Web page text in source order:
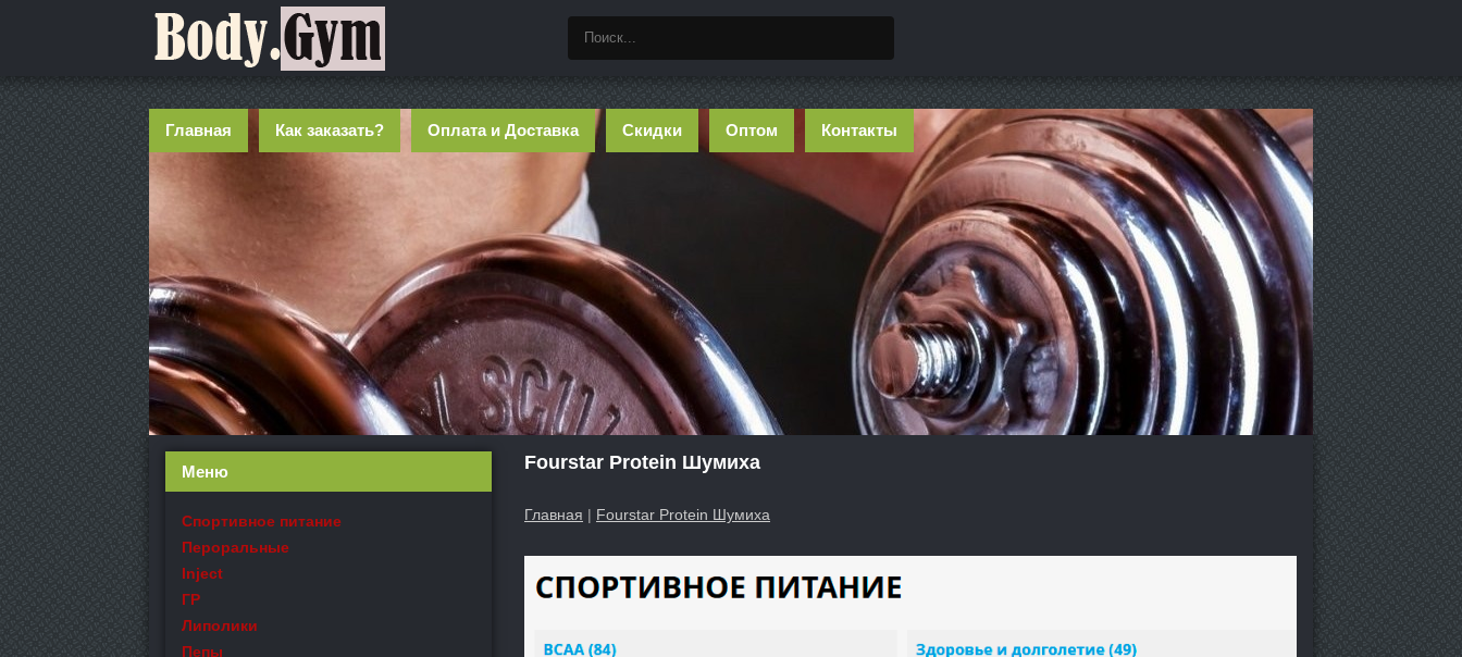
Главная Как заказать? Оплата и Доставка Скидки Оптом Контакты
Fourstar Protein Шумиха
Главная | Fourstar Protein Шумиха
Меню
Спортивное питание
Пероральные
Inject
ГР
Липолики
Пепы